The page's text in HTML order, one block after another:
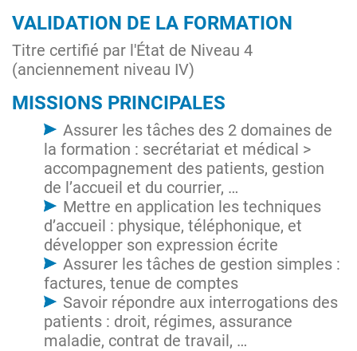
VALIDATION DE LA FORMATION
Titre certifié par l'État de Niveau 4
(anciennement niveau IV)
MISSIONS PRINCIPALES
Assurer les tâches des 2 domaines de
la formation : secrétariat et médical >
accompagnement des patients, gestion
de l’accueil et du courrier, …
Mettre en application les techniques
d’accueil : physique, téléphonique, et
développer son expression écrite
Assurer les tâches de gestion simples :
factures, tenue de comptes
Savoir répondre aux interrogations des
patients : droit, régimes, assurance
maladie, contrat de travail, …